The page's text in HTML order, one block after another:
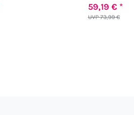
UVP 73,99 €
59,19 € *